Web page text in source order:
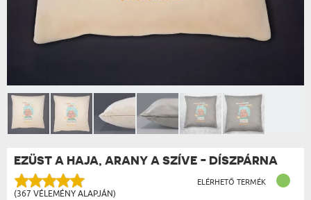
EZÜST A HAJA, ARANY A SZÍVE - DÍSZPÁRNA
(367 VÉLEMÉNY ALAPJÁN)
ELÉRHETŐ TERMÉK